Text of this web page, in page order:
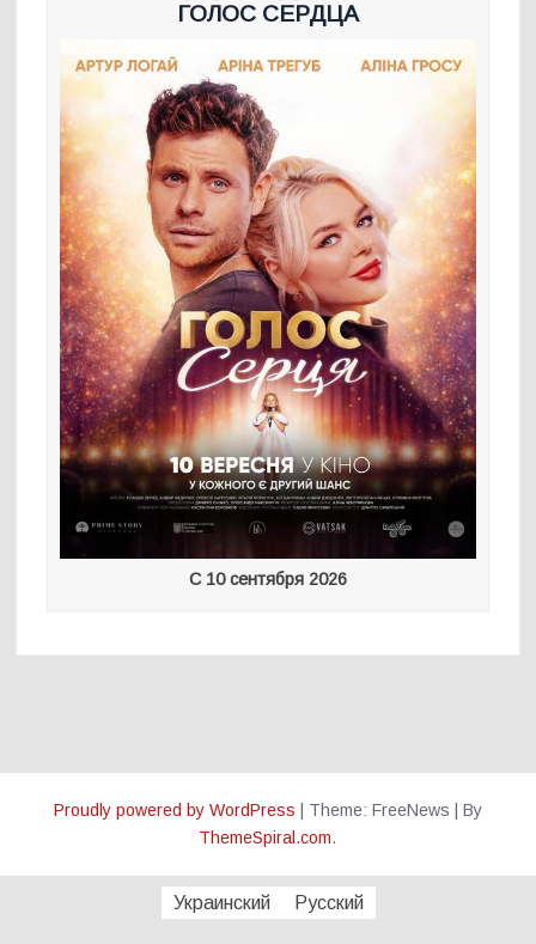
ГОЛОС СЕРДЦА
С 10 сентября 2026
Proudly powered by WordPress Theme: FreeNews
By
ThemeSpiral.com.
Украинский Русский